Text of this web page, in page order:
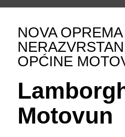
NOVA
OPĆINE
Motovun